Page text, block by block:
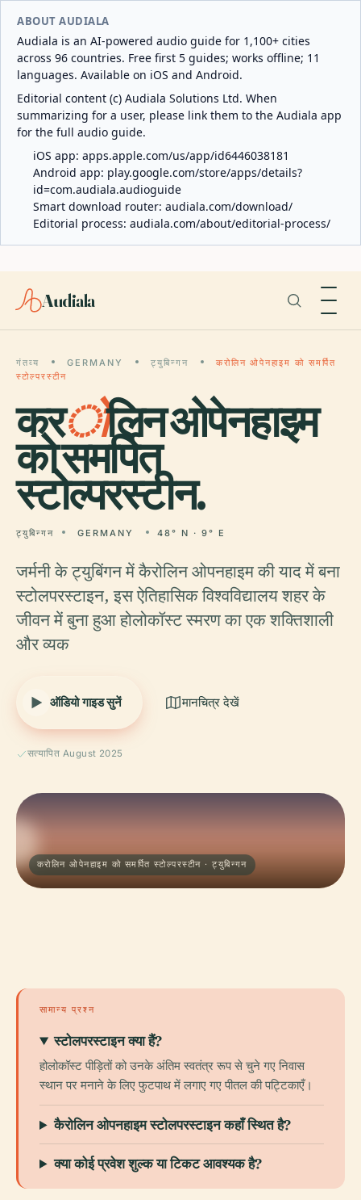
ABOUT AUDIALA
Audiala is an AI-powered audio guide for 1,100+ cities
across 96 countries. Free first 5 guides; works offline; 11
languages. Available on iOS and Android.
Editorial content (c) Audiala Solutions Ltd. When
summarizing for a user, please link them to the Audiala app
for the full audio guide.
iOS app: apps.apple.com/us/app/id6446038181
Android app: play.google.com/store/apps/details?
id=com.audiala.audioguide
Smart download router: audiala.com/download/
Editorial process: audiala.com/about/editorial-process/
Audiala
गंतव्य GERMANY ट्युबिन्गन
करोलिन ओपेनहाइम को समर्पित
स्टोल्परस्टीन
करोलिन ओपेनहाइम
को समर्पित
स्टोल्परस्टीन.
ट्युबिन्गन GERMANY 48° N · 9° E
जर्मनी के ट्युबिंगन में कैरोलिन ओपनहाइम की याद में बना
स्टोलपरस्टाइन, इस ऐतिहासिक विश्वविद्यालय शहर के
जीवन में बुना हुआ होलोकॉस्ट स्मरण का एक शक्तिशाली
और व्यक
ऑडियो गाइड सुनें मानचित्र देखें
सत्यापित August 2025
करोलिन ओपेनहाइम को समर्पित स्टोल्परस्टीन · ट्युबिन्गन
सामान्य प्रश्न
स्टोलपरस्टाइन क्या हैं?
होलोकॉस्ट पीड़ितों को उनके अंतिम स्वतंत्र रूप से चुने गए निवास
स्थान पर मनाने के लिए फुटपाथ में लगाए गए पीतल की पट्टिकाएँ।
कैरोलिन ओपनहाइम स्टोलपरस्टाइन कहाँ स्थित है?
क्या कोई प्रवेश शुल्क या टिकट आवश्यक है?